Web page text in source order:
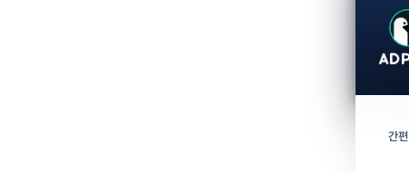
간